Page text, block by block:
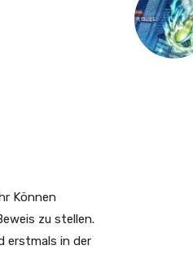
Können
zu stellen.
erstmals in der